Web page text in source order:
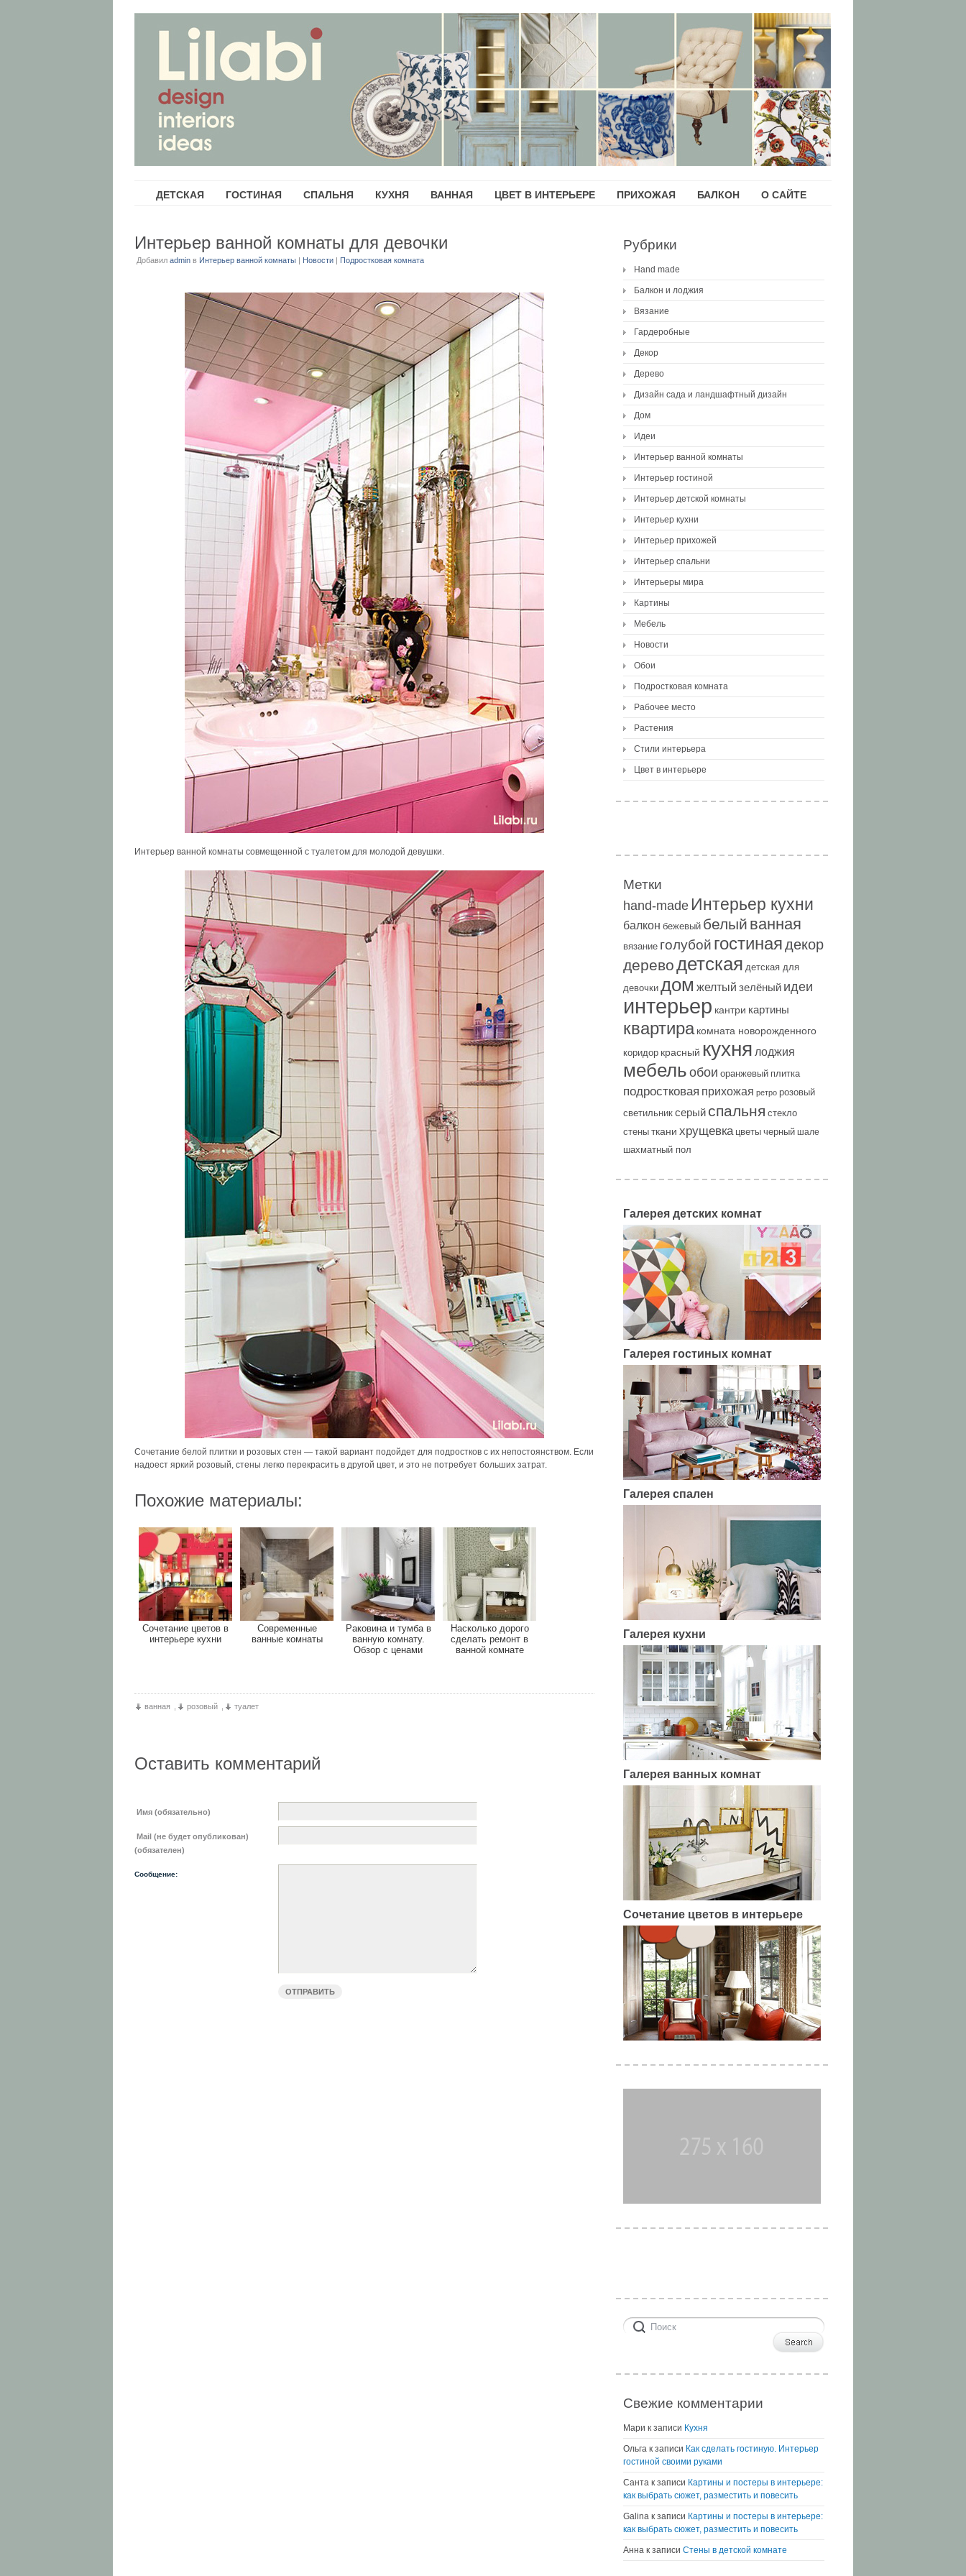
ДЕТСКАЯ ГОСТИНАЯ СПАЛЬНЯ КУХНЯ ВАННАЯ ЦВЕТ В ИНТЕРЬЕРЕ ПРИХОЖАЯ БАЛКОН О САЙТЕ
Интерьер ванной комнаты для девочки
Добавил admin в Интерьер ванной комнаты | Новости | Подростковая комната
Интерьер ванной комнаты совмещенной с туалетом для молодой девушки.
Сочетание белой плитки и розовых стен — такой вариант подойдет для подростков с их непостоянством. Если
надоест яркий розовый, стены легко перекрасить в другой цвет, и это не потребует больших затрат.
Похожие материалы:
Сочетание цветов в
интерьере кухни
Современные
ванные комнаты
Раковина и тумба в
ванную комнату.
Обзор с ценами
Насколько дорого
сделать ремонт в
ванной комнате
ванная розовый туалет
Оставить комментарий
Имя (обязательно)
Mail (не будет опубликован)
(обязателен)
Сообщение:
Рубрики
Hand made
Балкон и лоджия
Вязание
Гардеробные
Декор
Дерево
Дизайн сада и ландшафтный дизайн
Дом
Идеи
Интерьер ванной комнаты
Интерьер гостиной
Интерьер детской комнаты
Интерьер кухни
Интерьер прихожей
Интерьер спальни
Интерьеры мира
Картины
Мебель
Новости
Обои
Подростковая комната
Рабочее место
Растения
Стили интерьера
Цвет в интерьере
Метки
hand-made Интерьер кухни
балкон бежевый белый ванная
вязание голубой гостинаядекор
дереводетская детская для
девочки дом желтый зелёный идеи
интерьер кантри картины
квартира комната новорожденного
коридор красный кухня лоджия
мебель обои оранжевый плитка
подростковая прихожая ретро розовый
светильник серый спальня стекло
стены ткани хрущевка цветы черный шале
шахматный пол
Галерея детских комнат
Галерея гостиных комнат
Галерея спален
Галерея кухни
Галерея ванных комнат
Сочетание цветов в интерьере
Свежие комментарии
Мари к записи Кухня
Ольга к записи Как сделать гостиную. Интерьер
гостиной своими руками
Санта к записи Картины и постеры в интерьере:
как выбрать сюжет, разместить и повесить
Galina к записи Картины и постеры в интерьере:
как выбрать сюжет, разместить и повесить
Анна к записи Стены в детской комнате